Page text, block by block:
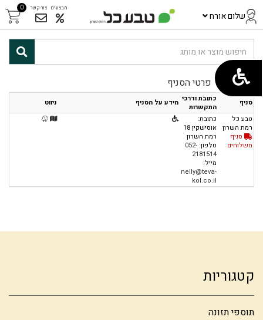
שלום אורח
0 צור-קשר מבצעים
ראשי/ פרטי הסניף
סניף
כתובת ודרכי
התקשרות
מידע על הסניף
ניווט
טבע כל
רמת השרון
סניף
משלוחים
כתובת:
אוסישקין 18
רמת השרון
טלפון:052-
2181514
מייל:
nelly@teva-
kol.co.il
קטגוריות
תוספי תזונה